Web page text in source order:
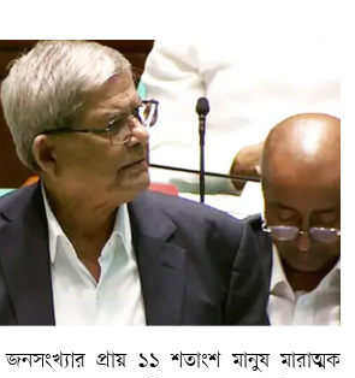
প্রায় ১১ শতাংশ মানুষ মারাত্মক